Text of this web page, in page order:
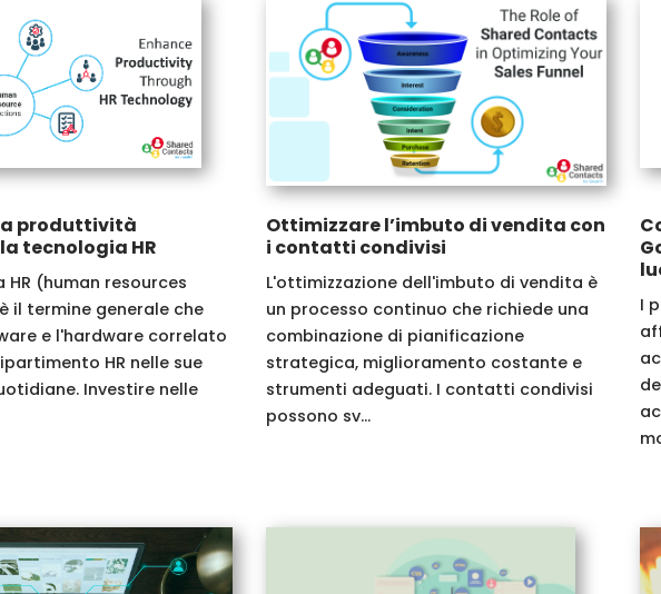
produttività
tecnologia HR
HR (human resources
il termine generale che
e l'hardware correlato
HR nelle sue
Investire nelle
Ottimizzare l’imbuto di vendita con
i contatti condivisi
L'ottimizzazione dell'imbuto di vendita è
un processo continuo che richiede una
combinazione di pianificazione
strategica, miglioramento costante e
strumenti adeguati. I contatti condivisi
possono sv...
I